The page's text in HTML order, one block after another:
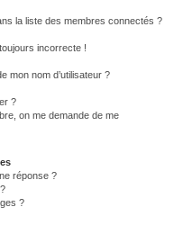
la liste des membres connectés ?
incorrecte !
mon nom d’utilisateur ?
?
on me demande de me
réponse ?
?